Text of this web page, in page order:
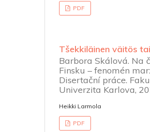
PDF
Tšekkiläinen väitös
Barbora Skálová. Na
Finsku – fenomén
Disertační práce.
Univerzita Karlova,
Heikki Larmola
PDF